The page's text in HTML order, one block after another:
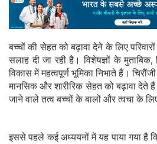
बच्चों की सेहत को बढ़ावा देने के लिए
सलाह दी जा रही है। विशेषज्ञों के
विकास में महत्वपूर्ण भूमिका निभाते हैं।
मानसिक और शारीरिक सेहत को बढ़ावा देते
जाने वाले तत्व बच्चों के बालों और त्वचा के
इससे पहले कई अध्ययनों में यह पाया गया है